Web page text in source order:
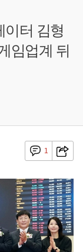
이터 김형
임업계 뒤
1